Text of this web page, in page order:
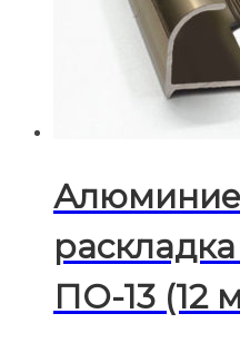
ПО-13 (12